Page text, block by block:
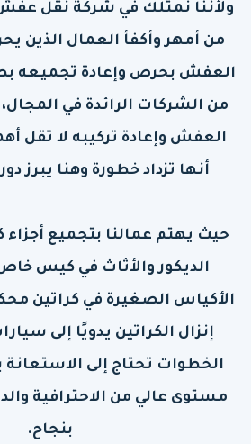
ولأننا نمتلك في شركة نقل
من أمهر وأكفأ العمال الذين
العفش بحرص وإعادة تجميعه
من الشركات الرائدة في
العفش وإعادة تركيبه لا تقل
أنها تزداد خطورة وهنا يبرز
حيث يهتم عمالنا بتجميع
الديكور والأثاث في كيس
الأكياس الصغيرة في كراتين
إنزال الكراتين يدويًا إلى
الخطوات تحتاج إلى الاستعانة
مستوى عالي من الاحترافية
بنجاح.